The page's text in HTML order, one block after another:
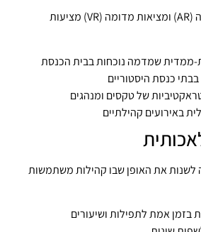
טכנולוגיות מציאות רבודה (AR) ומציאות מדומה (VR) מציעות
ממדית שמדמה נוכחות בבית הכנסת
בבתי כנסת היסטוריים
של טקסים ומנהגים
באירועים קהילתיים
לשנות את האופן שבו קהילות משתמשות
בזמן אמת לתפילות ושיעורים